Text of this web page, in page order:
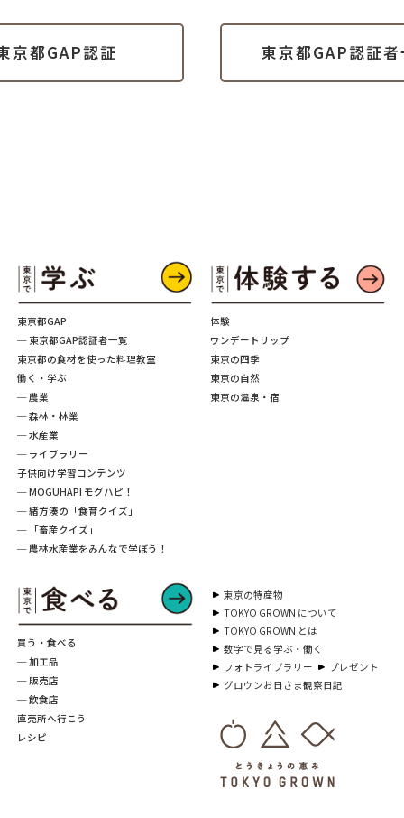
京都GAP認証 東京都GAP認証
東京都GAP
─ 東京都GAP認証者一覧
東京都の食材を使った料理教室
働く・学ぶ
─ 農業
─ 森林・林業
─ 水産業
─ ライブラリー
子供向け学習コンテンツ
─ MOGUHAPI モグハピ！
─ 緒方湊の「食育クイズ」
─ 「畜産クイズ」
─ 農林水産業をみんなで学ぼう！
買う・食べる
─ 加工品
─ 販売店
─ 飲食店
直売所へ行こう
レシピ
体験
ワンデートリップ
東京の四季
東京の自然
東京の温泉・宿
東京の特産物
TOKYO GROWN について
TOKYO GROWN とは
数字で見る学ぶ・働く
フォトライブラリー
プレゼント
グロウンお日さま観察日記